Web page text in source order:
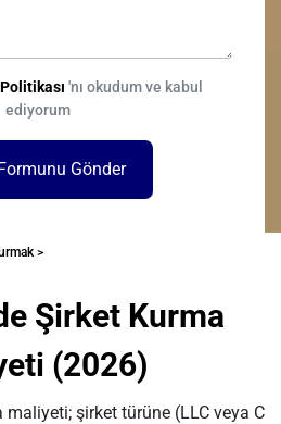
'nı okudum ve kabul
ediyorum
Gönder
>
Şirket Kurma
(2026)
şirket türüne (LLC veya C